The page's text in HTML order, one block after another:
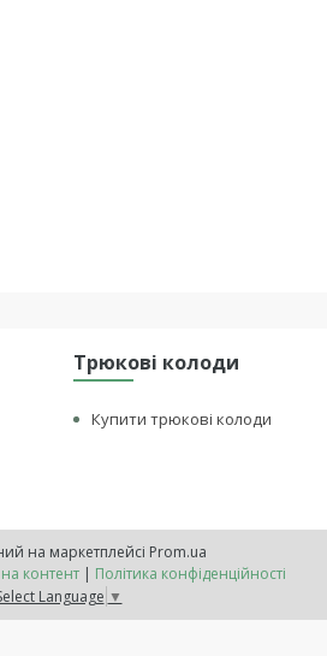
Трюкові колоди
Купити трюкові колоди
на маркетплейсі Prom.ua
контент | Політика конфіденційності
Language ▼